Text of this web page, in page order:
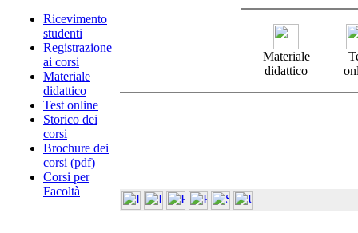
Ricevimento
studenti
Registrazione
ai corsi
Materiale
didattico
Test online
Storico dei
corsi
Brochure dei
corsi (pdf)
Corsi per
Facoltà
Materiale
didattico